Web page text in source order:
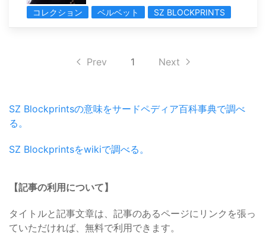
コレクション
ベルベット SZ BLOCKPRINTS
Prev 1 Next
SZ Blockprintsの意味をサードペディア百科事典で調べ
る。
SZ Blockprintsをwikiで調べる。
【記事の利用について】
タイトルと記事文章は、記事のあるページにリンクを張っ
ていただければ、無料で利用できます。